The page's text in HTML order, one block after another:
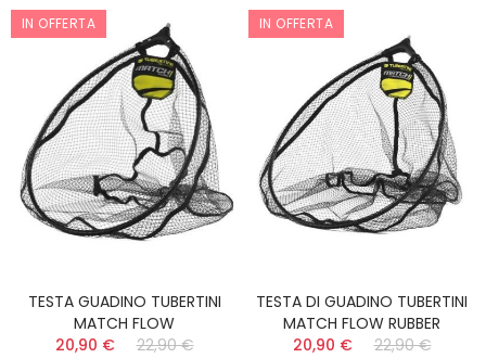
IN OFFERTA
TESTA GUADINO TUBERTINI
MATCH FLOW
20,90 €
22,90 €
IN OFFERTA
TESTA DI GUADINO TUBERTINI
MATCH FLOW RUBBER
20,90 €
22,90 €